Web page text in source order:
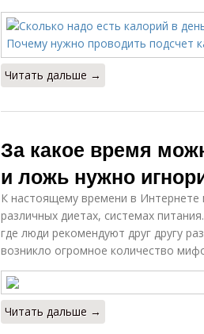
Читать дальше →
За какое время
и ложь нужно
К настоящему времени в
различных диетах, системах
где люди рекомендуют друг другу
возникло огромное количество
Читать дальше →